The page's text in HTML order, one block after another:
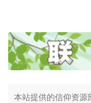
本站提供的信仰资源